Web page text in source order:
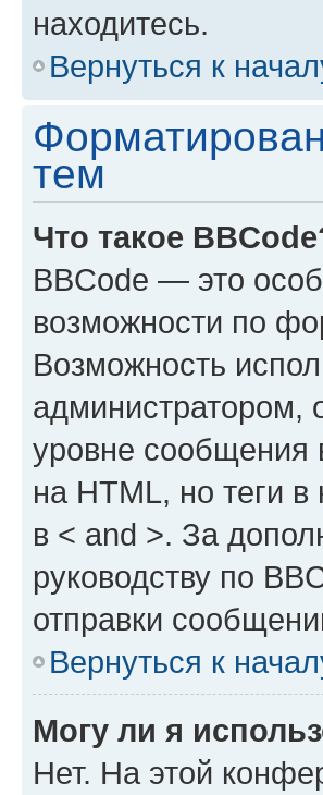
находитесь.
Вернуться к
тем
Что такое
BBCode — это
возможности по
Возможность
администратором,
уровне сообщения
на HTML, но теги
в < and >. За
руководству по
отправки
Вернуться к
Могу ли я
Нет. На этой